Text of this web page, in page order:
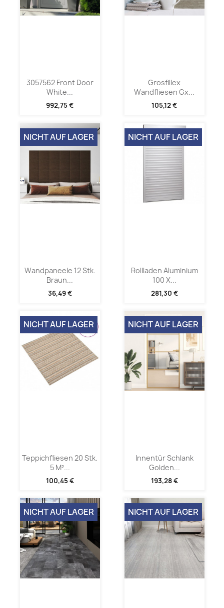
3057562 Front Door
White...
992,75 €
Grosfillex
Wandfliesen Gx...
105,12 €
Wandpaneele 12 Stk.
Braun...
36,49 €
NICHT AUF LAGER
Rollladen Aluminium
100 X...
281,30 €
NICHT AUF LAGER
Teppichfliesen 20 Stk.
5 M²...
100,45 €
NICHT AUF LAGER
Innentür Schlank
Golden...
193,28 €
NICHT AUF LAGER
NICHT AUF LAGER NICHT AUF LAGER